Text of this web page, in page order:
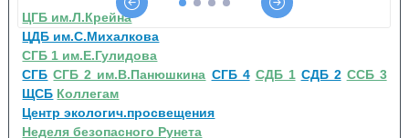
ЦГБ им.Л.Крейна
ЦДБ им.С.Михалкова
СГБ 1 им.Е.Гулидова
СГБ СГБ 2 им.В.Панюшкина СГБ 4 СДБ 1 СДБ 2 ССБ 3
ЩСБ Коллегам
Центр экологич.просвещения
Неделя безопасного Рунета